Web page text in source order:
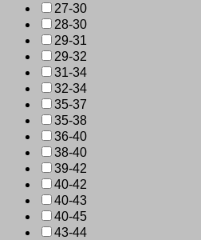
27-30
28-30
29-31
29-32
31-34
32-34
35-37
35-38
36-40
38-40
39-42
40-42
40-43
40-45
43-44